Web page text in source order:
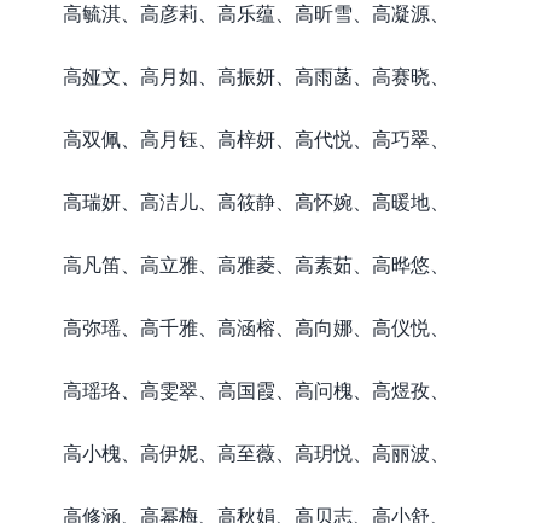
高毓淇、高彦莉、高乐蕴、高昕雪、高凝源、
高娅文、高月如、高振妍、高雨菡、高赛晓、
高双佩、高月钰、高梓妍、高代悦、高巧翠、
高瑞妍、高洁儿、高筱静、高怀婉、高暖地、
高凡笛、高立雅、高雅菱、高素茹、高晔悠、
高弥瑶、高千雅、高涵榕、高向娜、高仪悦、
高瑶珞、高雯翠、高国霞、高问槐、高煜孜、
高小槐、高伊妮、高至薇、高玥悦、高丽波、
高修涵、高幂梅、高秋娟、高贝志、高小舒、